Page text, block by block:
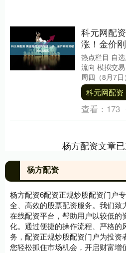
科元网配
涨！金价
热点栏目 自
流向 模拟交
周四（8月7
突然加速上涨
科元网配资
查看： 173
杨方配资文章
杨方配资
杨方配资6配资正规炒股配资门户
全、高效的股票配资服务。我们致
在线配资平台，帮助用户以较低的
化。通过便捷的操作流程、严格的
务，配资正规炒股配资门户为投资
您轻松抓住市场机会，开启财富增